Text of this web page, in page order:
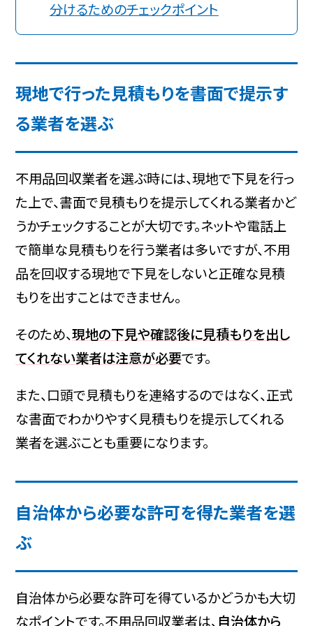
分けるためのチェックポイント
現地で行った見積もりを書面で提示す
る業者を選ぶ
不用品回収業者を選ぶ時には、現地で下見を行っ
た上で、書面で見積もりを提示してくれる業者かど
うかチェックすることが大切です。ネットや電話上
で簡単な見積もりを行う業者は多いですが、不用
品を回収する現地で下見をしないと正確な見積
もりを出すことはできません。
そのため、現地の下見や確認後に見積もりを出し
てくれない業者は注意が必要です。
また、口頭で見積もりを連絡するのではなく、正式
な書面でわかりやすく見積もりを提示してくれる
業者を選ぶことも重要になります。
自治体から必要な許可を得た業者を選
ぶ
自治体から必要な許可を得ているかどうかも大切
なポイントです。不用品回収業者は、自治体から